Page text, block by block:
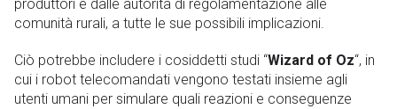
produttori e dalle autorità di regolamentazione alle
comunità rurali, a tutte le sue possibili implicazioni.
Ciò potrebbe includere i cosiddetti studi “Wizard of Oz“, in
cui i robot telecomandati vengono testati insieme agli
utenti umani per simulare quali reazioni e conseguenze